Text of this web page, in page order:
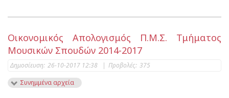
Οικονομικός Απολογισμός Π.Μ.Σ. Τμήματος
Μουσικών Σπουδών 2014-2017
Δημοσίευση: 26-10-2017 12:38 Προβολές: 375
Συνημμένα αρχεία